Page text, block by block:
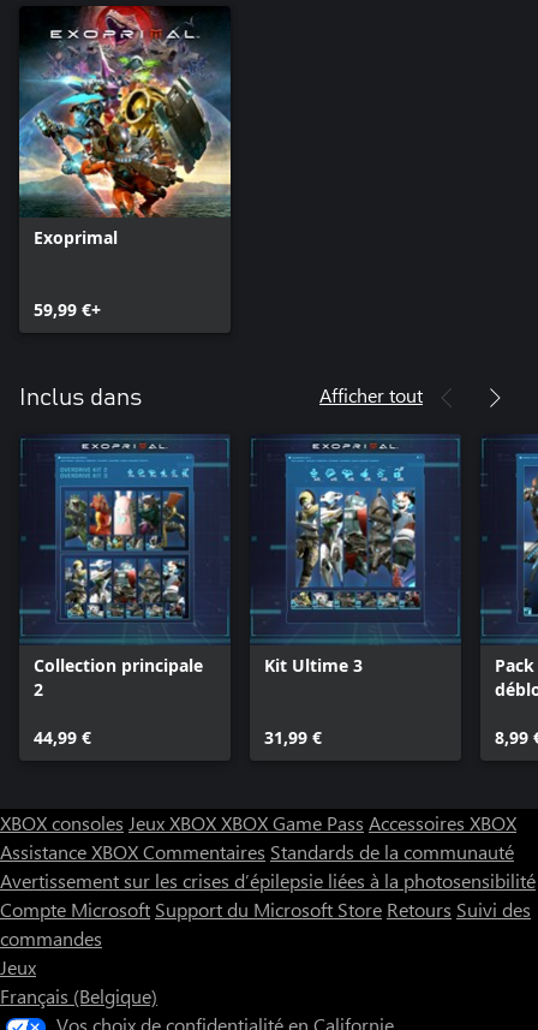
Exoprimal
59,99 €+
Inclus dans Afficher tout
Collection principale
2
44,99 €
Kit Ultime 3
31,99 €
8,99
XBOX consoles Jeux XBOXXBOX Game Pass Accessoires XBOX
Assistance XBOXCommentaires Standards de la communauté
Avertissement sur les crises d’épilepsie liées à la photosensibilité
Compte Microsoft Support du Microsoft Store Retours Suivi des
commandes
Jeux
Français (Belgique)
Vos choix de confidentialité en Californie